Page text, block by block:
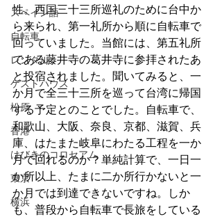
スペイン語
自転車
レンタル
ゲストハウス
松原
香港
はびきのコロセアム
東京
横浜
性。西国三十三所巡礼のために台中か
ら来られ、第一礼所から順に自転車で
回っていました。当館には、第五礼所
である藤井寺の葛井寺に参拝されたあ
と投宿されました。聞いてみると、一
か月で全三十三所を巡って台湾に帰国
する予定とのことでした。自転車で、
和歌山、大阪、奈良、京都、滋賀、兵
庫、はたまた岐阜にわたる工程を一か
月で回れるのか？単純計算で、一日一
か所以上、たまに二か所行かないと一
か月では到達できないですね。しか
も、普段から自転車で長旅をしている